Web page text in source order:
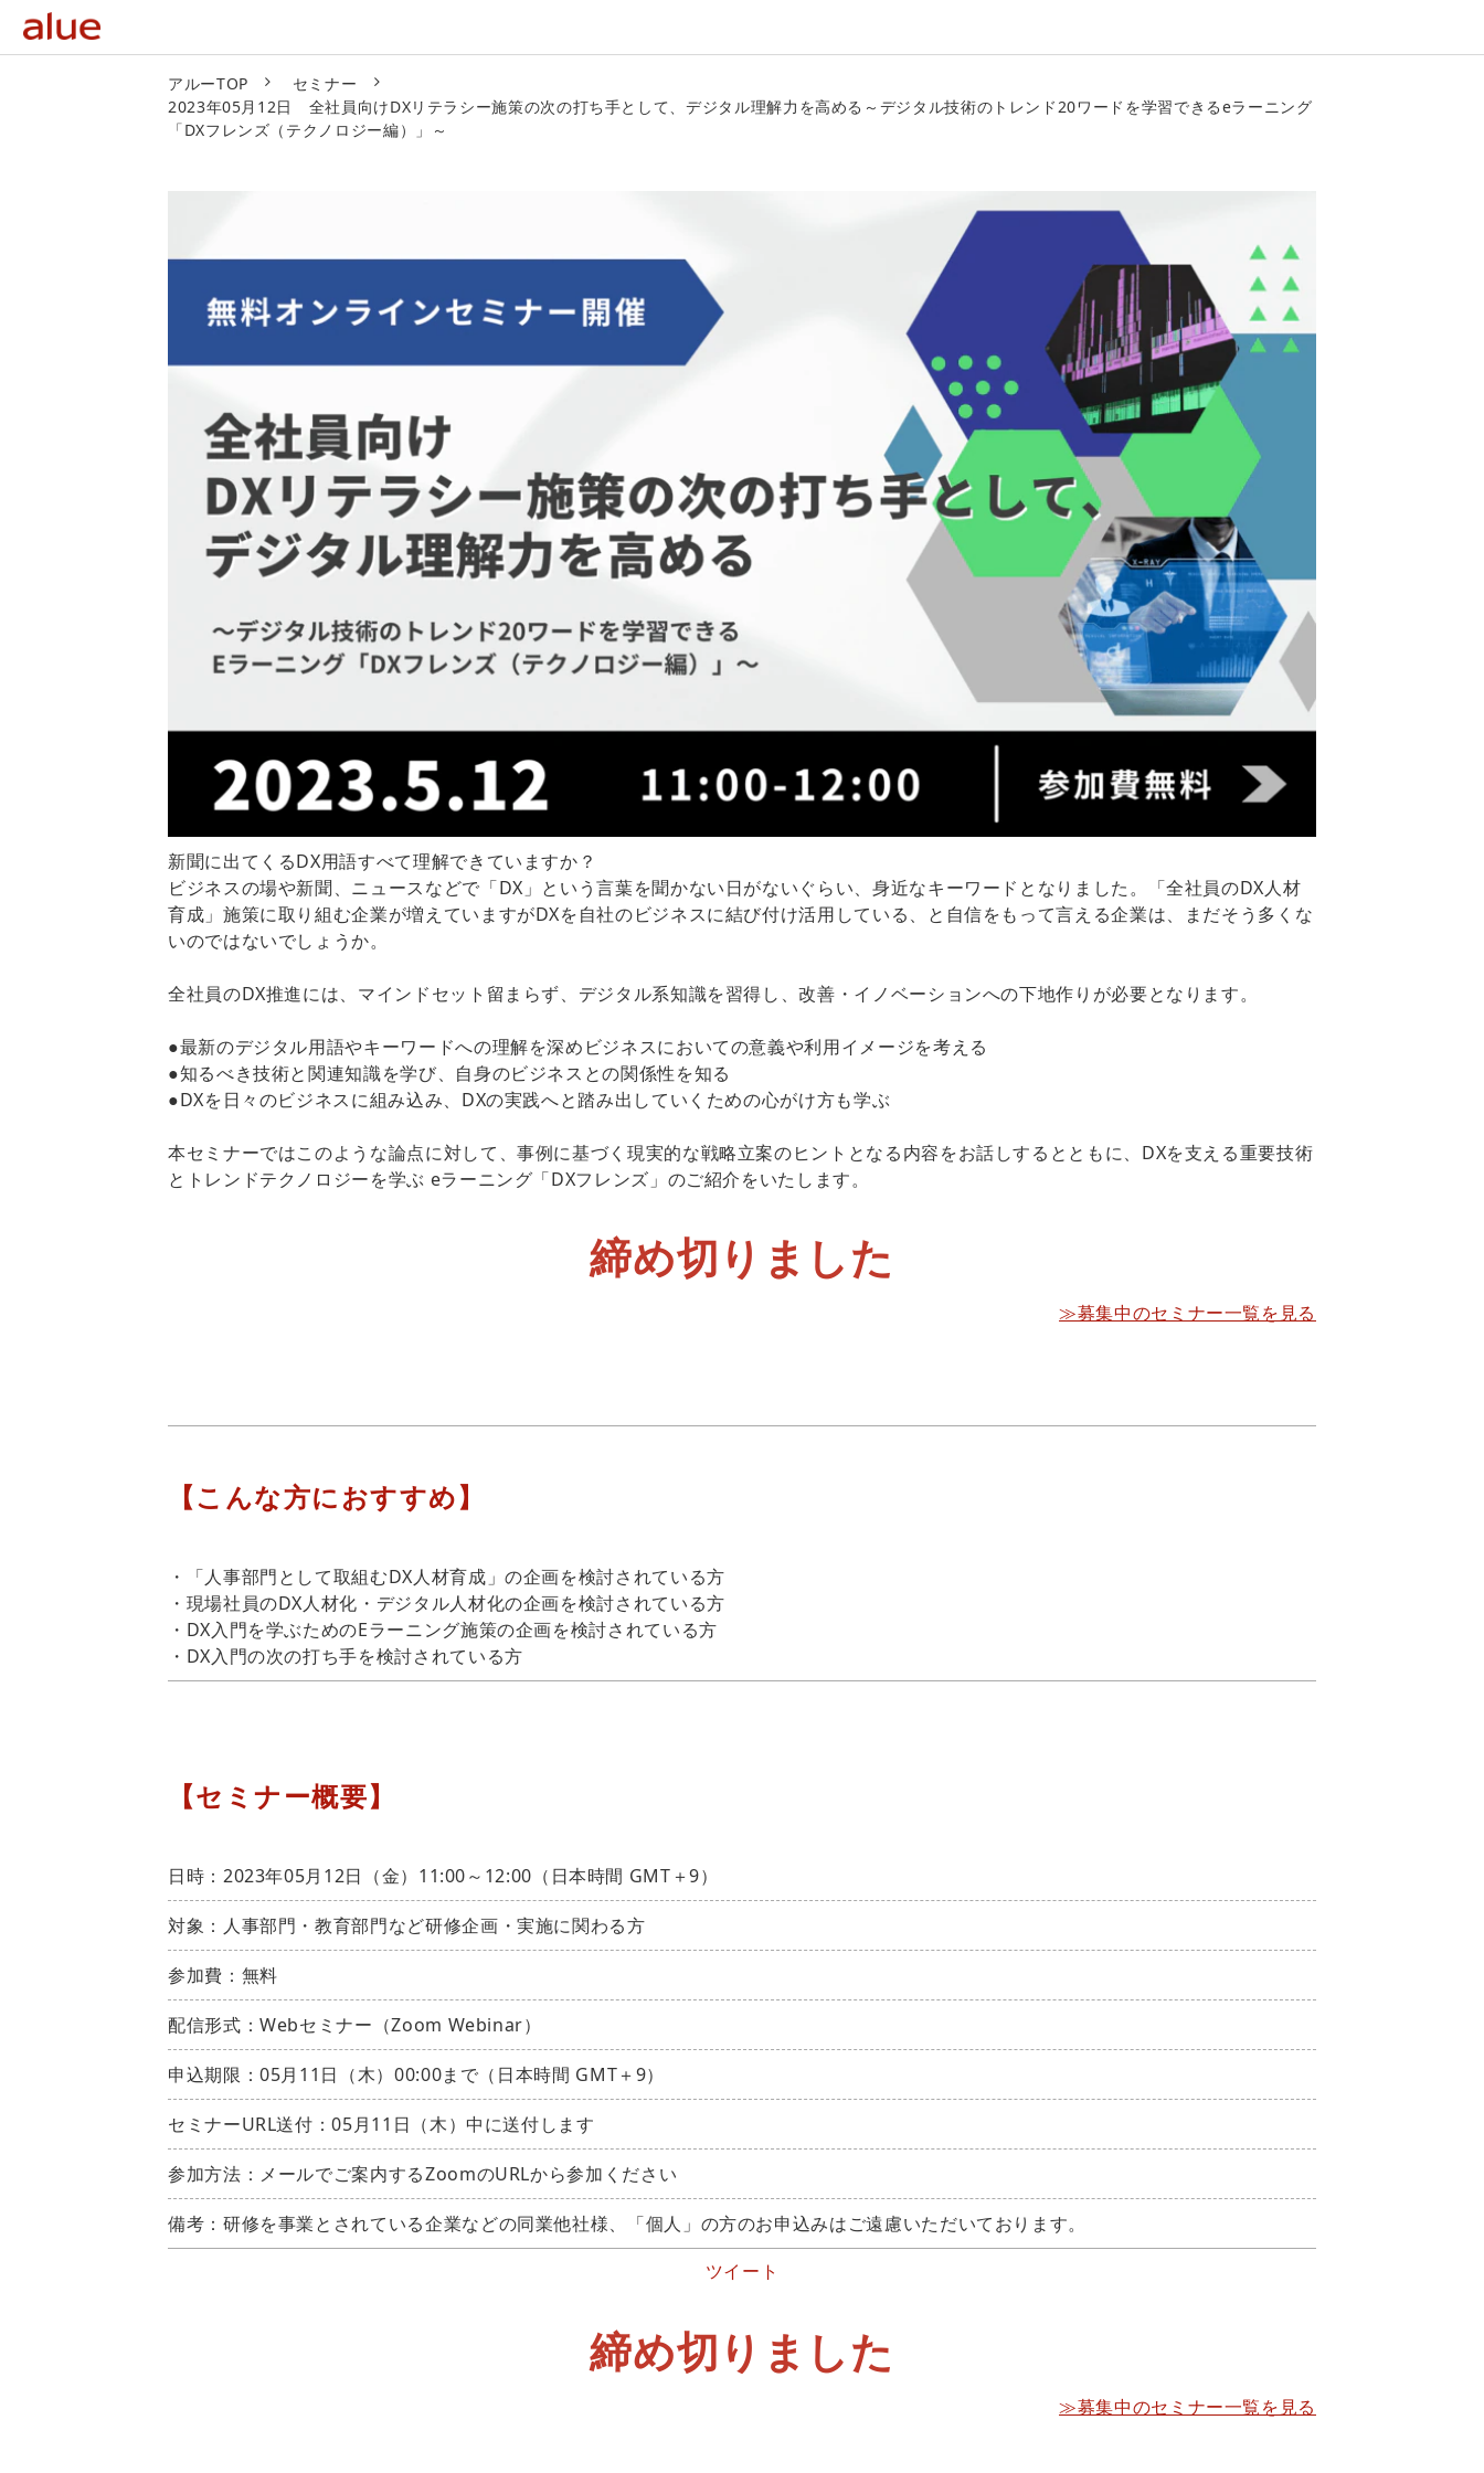
アルーTOP
セミナー
2023年05月12日 全社員向けDXリテラシー施策の次の打ち手として、デジタル理解力を高める～デジタル技術のトレンド20ワードを学習できるeラーニング
「DXフレンズ（テクノロジー編）」～
新聞に出てくるDX用語すべて理解できていますか？
ビジネスの場や新聞、ニュースなどで「DX」という言葉を聞かない日がないぐらい、身近なキーワードとなりました。「全社員のDX人材
育成」施策に取り組む企業が増えていますがDXを自社のビジネスに結び付け活用している、と自信をもって言える企業は、まだそう多くな
いのではないでしょうか。
全社員のDX推進には、マインドセット留まらず、デジタル系知識を習得し、改善・イノベーションへの下地作りが必要となります。
●最新のデジタル用語やキーワードへの理解を深めビジネスにおいての意義や利用イメージを考える
●知るべき技術と関連知識を学び、自身のビジネスとの関係性を知る
●DXを日々のビジネスに組み込み、DXの実践へと踏み出していくための心がけ方も学ぶ
本セミナーではこのような論点に対して、事例に基づく現実的な戦略立案のヒントとなる内容をお話しするとともに、DXを支える重要技術
とトレンドテクノロジーを学ぶ eラーニング「DXフレンズ」のご紹介をいたします。
締め切りました
≫募集中のセミナー一覧を見る
【こんな方におすすめ】
・「人事部門として取組むDX人材育成」の企画を検討されている方
・現場社員のDX人材化・デジタル人材化の企画を検討されている方
・DX入門を学ぶためのEラーニング施策の企画を検討されている方
・DX入門の次の打ち手を検討されている方
【セミナー概要】
日時：2023年05月12日（金）11:00～12:00（日本時間 GMT＋9）
対象：人事部門・教育部門など研修企画・実施に関わる方
参加費：無料
配信形式：Webセミナー（Zoom Webinar）
申込期限：05月11日（木）00:00まで（日本時間 GMT＋9）
セミナーURL送付：05月11日（木）中に送付します
参加方法：メールでご案内するZoomのURLから参加ください
備考：研修を事業とされている企業などの同業他社様、「個人」の方のお申込みはご遠慮いただいております。
ツイート
締め切りました
≫募集中のセミナー一覧を見る